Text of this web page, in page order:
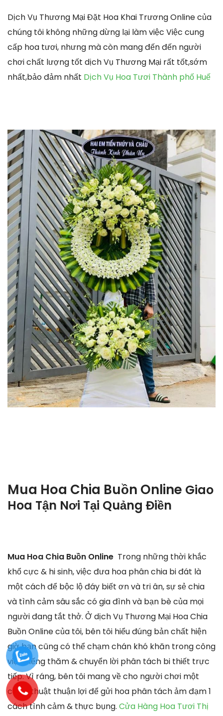
Dịch Vụ Thương Mại Đặt Hoa Khai Trương Online của
chúng tôi không những dừng lại làm việc Việc cung
cấp hoa tươi, nhưng mà còn mang đến đến người
chơi chất lượng tốt dịch Vụ Thương Mại rất tốt,sớm
nhất,bảo đảm nhất Dịch Vụ Hoa Tươi Thành phố Huế
Mua Hoa Chia Buồn Online Giao
Hoa Tận Nơi Tại Quảng Điền
Mua Hoa Chia Buồn Online Trong những thời khắc
khổ cực & hi sinh, việc đưa hoa phân chia bi đát là
một cách để bộc lộ đáy biết ơn và tri ân, sự sẻ chia
và tình cảm sâu sắc có gia đình và bạn bè của mọi
người đang tắt thở. Ở dịch Vụ Thương Mại Hoa Chia
Buồn Online của tôi, bên tôi hiểu đúng bản chất hiện
giờ bạn cũng có thể chạm chán khó khăn trong công
việc viếng thăm & chuyển lời phân tách bi thiết trực
tiếp. Vì ráng, bên tôi mang về cho người chơi một
chiến thuật thuận lợi để gửi hoa phân tách ảm đạm 1
cách tình cảm & thực bụng. Cửa Hàng Hoa Tươi Thị